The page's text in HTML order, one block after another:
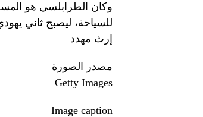
وكان الطرابلسي هو
للسياحة، ليصبح ثاني
إرث مهدد
مصدر الصورة
Getty Images
Image caption